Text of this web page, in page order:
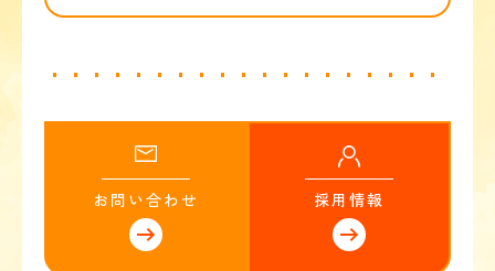
お問い合わせ 採用情報